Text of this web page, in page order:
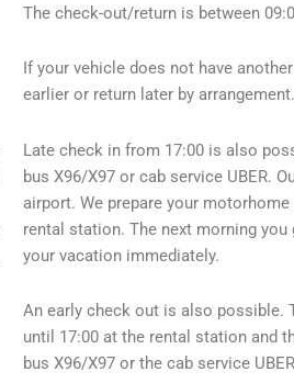
The check-out/return is between
If your vehicle does not have
earlier or return later by arrangement.
Late check in from 17:00 is also
bus X96/X97 or cab service UBER.
airport. We prepare your
rental station. The next morning
your vacation immediately.
An early check out is also possible.
until 17:00 at the rental station and
bus X96/X97 or the cab service